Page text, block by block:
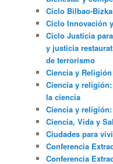
Ciclo Bilbao-
Ciclo Innovación
Ciclo Justicia
y justicia
de terrorismo
Ciencia y Religión
Ciencia y
la ciencia
Ciencia y
Ciencia, Vida y
Ciudades para
Conferencia
Conferencia